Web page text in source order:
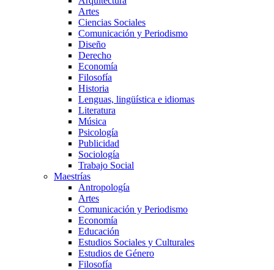
Artes
Ciencias Sociales
Comunicación y Periodismo
Diseño
Derecho
Economía
Filosofía
Historia
Lenguas, lingüística e idiomas
Literatura
Música
Psicología
Publicidad
Sociología
Trabajo Social
Maestrías
Antropología
Artes
Comunicación y Periodismo
Economía
Educación
Estudios Sociales y Culturales
Estudios de Género
Filosofía